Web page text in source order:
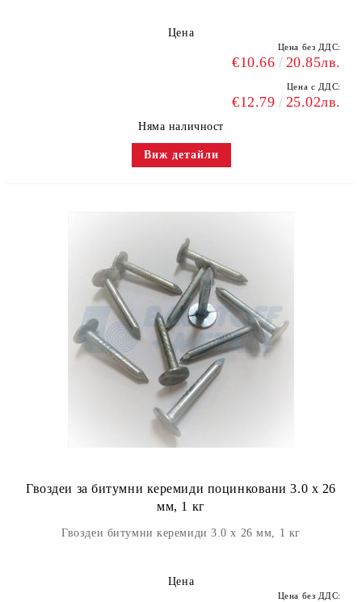
Цена
Цена без ДДС:
€10.66 20.85лв.
Цена с ДДС:
€12.79 25.02лв.
Няма наличност
Виж детайли
Гвоздеи за битумни керемиди поцинковани 3.0 х 26
мм, 1 кг
Гвоздеи битумни керемиди 3.0 х 26 мм, 1 кг
Цена
Цена без ДДС: